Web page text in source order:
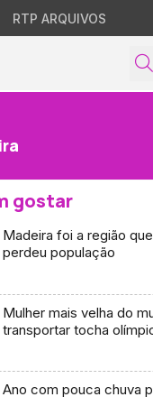
RTP ARQUIVOS
gostar
Madeira foi a região
perdeu população
Mulher mais velha do
transportar tocha
Ano com pouca chuva